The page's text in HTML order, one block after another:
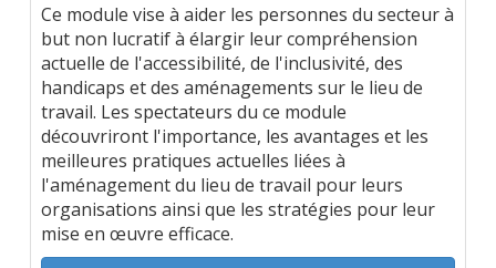
Ce module vise à aider les personnes du secteur à
but non lucratif à élargir leur compréhension
actuelle de l'accessibilité, de l'inclusivité, des
handicaps et des aménagements sur le lieu de
travail. Les spectateurs du ce module
découvriront l'importance, les avantages et les
meilleures pratiques actuelles liées à
l'aménagement du lieu de travail pour leurs
organisations ainsi que les stratégies pour leur
mise en œuvre efficace.